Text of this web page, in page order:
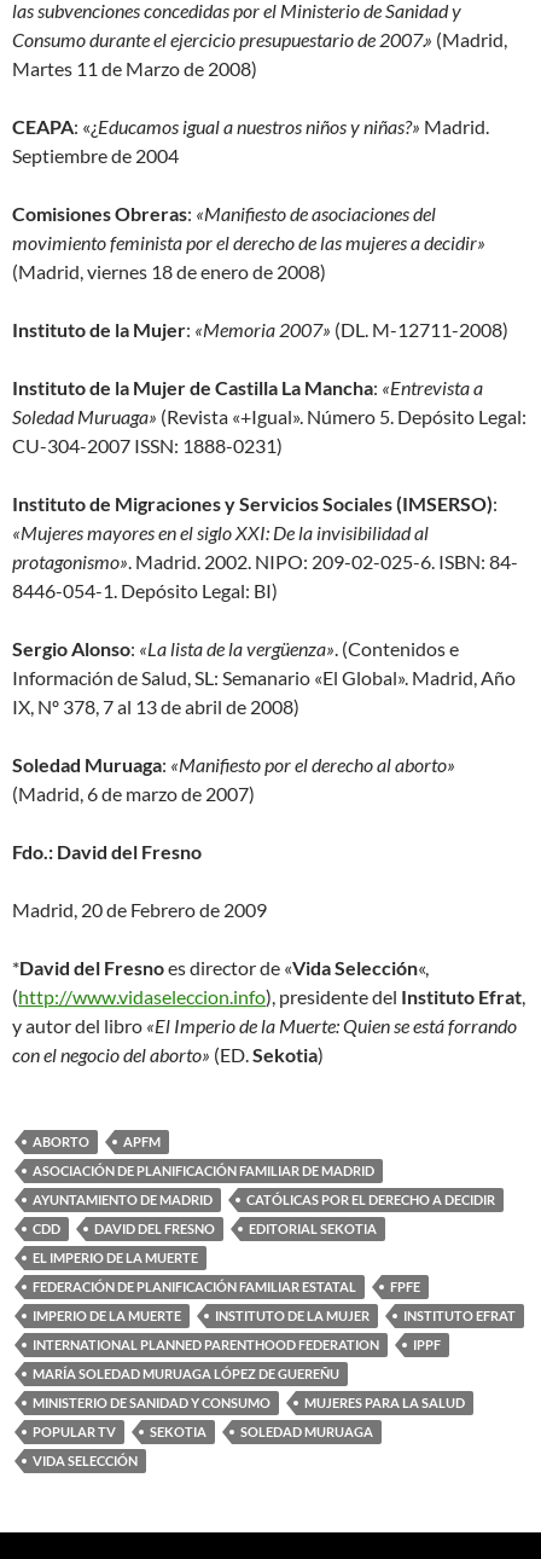
las subvenciones concedidas por el Ministerio de Sanidad y
Consumo durante el ejercicio presupuestario de 2007.» (Madrid,
Martes 11 de Marzo de 2008)
CEAPA: «¿Educamos igual a nuestros niños y niñas?» Madrid.
Septiembre de 2004
Comisiones Obreras: «Manifiesto de asociaciones del
movimiento feminista por el derecho de las mujeres a decidir»
(Madrid, viernes 18 de enero de 2008)
Instituto de la Mujer: «Memoria 2007» (DL. M-12711-2008)
Instituto de la Mujer de Castilla La Mancha: «Entrevista a
Soledad Muruaga» (Revista «+Igual». Número 5. Depósito Legal:
CU-304-2007 ISSN: 1888-0231)
Instituto de Migraciones y Servicios Sociales (IMSERSO):
«Mujeres mayores en el siglo XXI: De la invisibilidad al
protagonismo». Madrid. 2002. NIPO: 209-02-025-6. ISBN: 84-
8446-054-1. Depósito Legal: BI)
Sergio Alonso: «La lista de la vergüenza». (Contenidos e
Información de Salud, SL: Semanario «El Global». Madrid, Año
IX, Nº 378, 7 al 13 de abril de 2008)
Soledad Muruaga: «Manifiesto por el derecho al aborto»
(Madrid, 6 de marzo de 2007)
Fdo.: David del Fresno
Madrid, 20 de Febrero de 2009
*David del Fresnoes director de «Vida Selección«,
(http://www.vidaseleccion.info), presidente del Instituto Efrat,
y autor del libro «El Imperio de la Muerte: Quien se está forrando
con el negocio del aborto» (ED.Sekotia)
ABORTO
APFM
ASOCIACIÓN DE PLANIFICACIÓN FAMILIAR DE MADRID
AYUNTAMIENTO DE MADRID
CATÓLICAS POR EL DERECHO A DECIDIR
CDD
DAVID DEL FRESNO
EDITORIAL SEKOTIA
EL IMPERIO DE LA MUERTE
FEDERACIÓN DE PLANIFICACIÓN FAMILIAR ESTATAL
FPFE
IMPERIO DE LA MUERTE
INSTITUTO DE LA MUJER
INSTITUTO EFRAT
INTERNATIONAL PLANNED PARENTHOOD FEDERATION
IPPF
MARÍA SOLEDAD MURUAGA LÓPEZ DE GUEREÑU
MINISTERIO DE SANIDAD Y CONSUMO
MUJERES PARA LA SALUD
POPULAR TV
SEKOTIA
SOLEDAD MURUAGA
VIDA SELECCIÓN